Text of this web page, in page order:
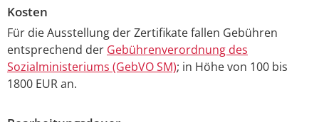
Kosten
Für die Ausstellung der Zertifikate fallen Gebühren
entsprechend der Gebührenverordnung des
Sozialministeriums (GebVO SM); in Höhe von 100 bis
1800 EUR an.